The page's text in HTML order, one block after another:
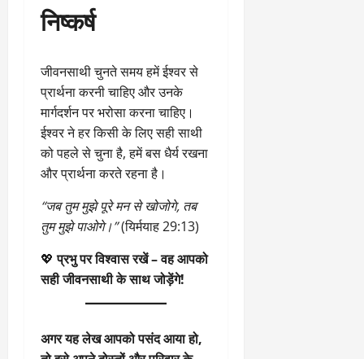
निष्कर्ष
जीवनसाथी चुनते समय हमें ईश्वर से
प्रार्थना करनी चाहिए और उनके
मार्गदर्शन पर भरोसा करना चाहिए।
ईश्वर ने हर किसी के लिए सही साथी
को पहले से चुना है, हमें बस धैर्य रखना
और प्रार्थना करते रहना है।
“जब तुम मुझे पूरे मन से खोजोगे, तब
तुम मुझे पाओगे।”(यिर्मयाह 29:13)
💖प्रभु पर विश्वास रखें – वह आपको
सही जीवनसाथी के साथ जोड़ेंगे!
अगर यह लेख आपको पसंद आया हो,